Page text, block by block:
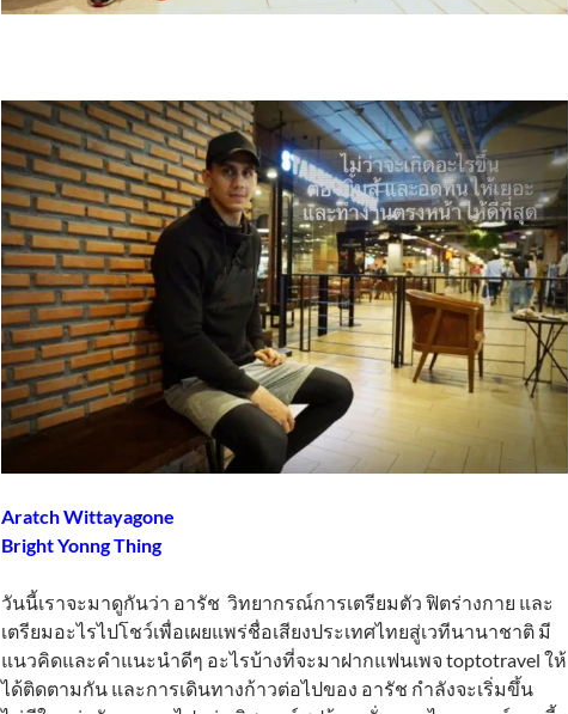
Aratch Wittayagone
Bright Yonng Thing
วันนี้เราจะมาดูกันว่า อารัช วิทยากรณ์การเตรียมตัว ฟิตร่างกาย และ
เตรียมอะไรไปโชว์เพื่อเผยแพร่ชื่อเสียงประเทศไทยสู่เวทีนานาชาติ มี
แนวคิดและคำแนะนำดีๆ อะไรบ้างที่จะมาฝากแฟนเพจ toptotravel ให้
ได้ติดตามกัน และการเดินทางก้าวต่อไปของ อารัช กำลังจะเริ่มขึ้น